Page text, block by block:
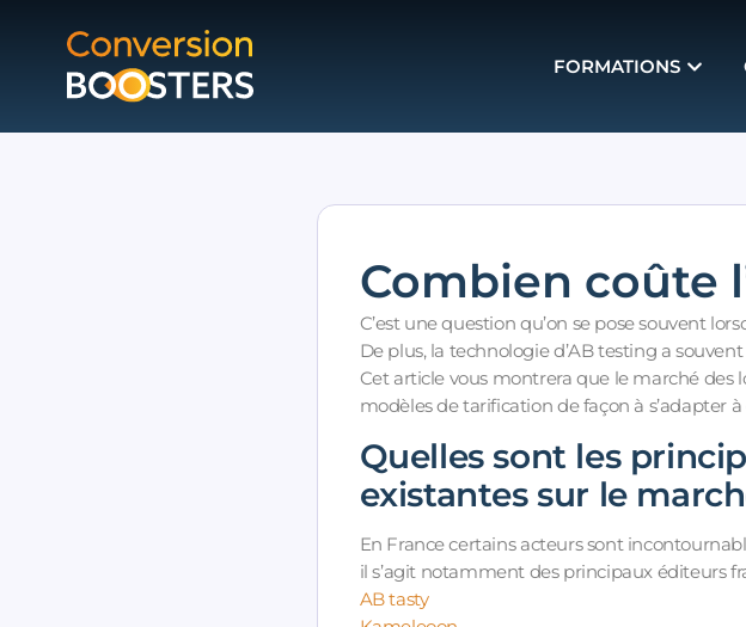
FORMATIONS
Combien coûte
C’est une question qu’on se pose souvent
De plus, la technologie d’AB testing a
Cet article vous montrera que le marché des
modèles de tarification de façon à s’adapter
Quelles sont les
existantes sur le
En France certains acteurs sont
il s’agit notamment des principaux éditeurs
AB tasty